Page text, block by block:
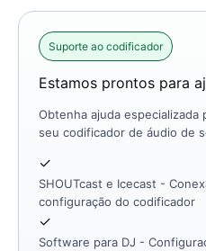
Suporte ao codificador
Estamos prontos para
Obtenha ajuda
seu codificador de áudio de
✓
SHOUTcast e Icecast -
configuração do codificador
✓
Software para DJ -